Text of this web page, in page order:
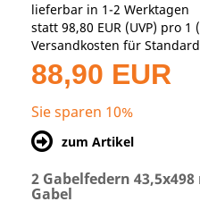
lieferbar in 1-2 Werktagen
statt 98,80 EUR (UVP) pro 1
Versandkosten für
88,90 EUR
Sie sparen 10%
zum Artikel
2 Gabelfedern
Gabel